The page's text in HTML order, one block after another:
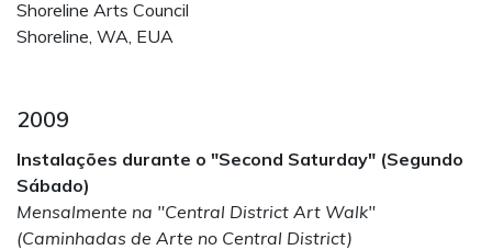
Shoreline Arts Council
Shoreline, WA, EUA
2009
Instalações durante o "Second Saturday" (Segundo
Sábado)
Mensalmente na "Central District Art Walk"
(Caminhadas de Arte no Central District)